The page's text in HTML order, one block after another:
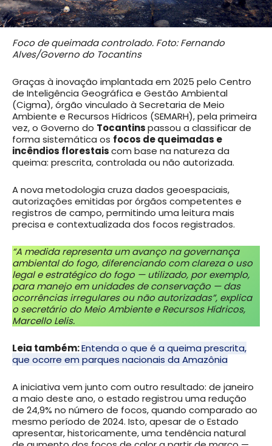
Foco de queimada controlado. Foto: Fernando
Alves/Governo do Tocantins
Graças à inovação implantada em 2025 pelo Centro
de Inteligência Geográfica e Gestão Ambiental
(Cigma), órgão vinculado à Secretaria de Meio
Ambiente e Recursos Hídricos (SEMARH), pela primeira
vez, o Governo do Tocantinspassou a classificar de
forma sistemática os focos de queimadas e
incêndios florestaiscom base na natureza da
queima: prescrita, controlada ou não autorizada.
A nova metodologia cruza dados geoespaciais,
autorizações emitidas por órgãos competentes e
registros de campo, permitindo uma leitura mais
precisa e contextualizada dos focos registrados.
“A medida representa um avanço na governança
ambiental do fogo, diferenciando com clareza o uso
legal e estratégico do fogo — utilizado, por exemplo,
para manejo em unidades de conservação — das
ocorrências irregulares ou não autorizadas”, explica
o secretário do Meio Ambiente e Recursos Hídricos,
Marcello Lelis.
Leia também:Entenda o que é a queima prescrita,
que ocorre em parques nacionais da Amazônia
A iniciativa vem junto com outro resultado: de janeiro
a maio deste ano, o estado registrou uma redução
de 24,9% no número de focos, quando comparado ao
mesmo período de 2024. Isto, apesar de o Estado
apresentar, historicamente, uma tendência natural